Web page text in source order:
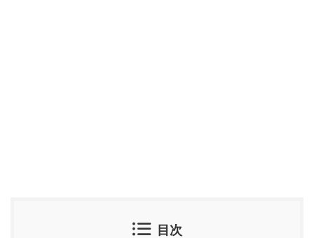
目次